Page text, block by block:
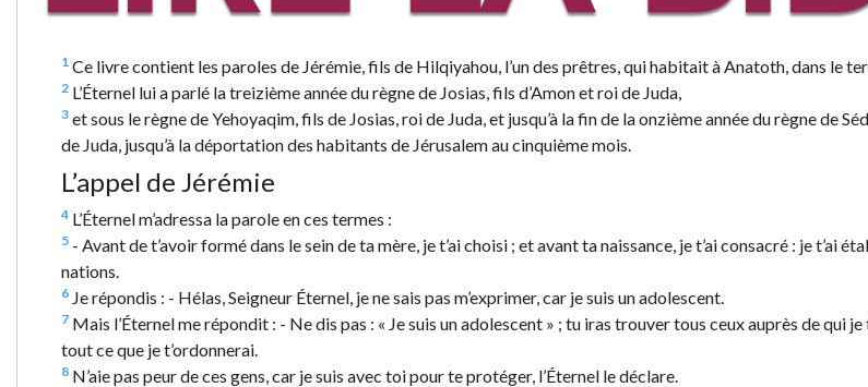
1 Ce livre contient les paroles de Jérémie, fils de Hilqiyahou, l’un des prêtres, qui habitait à Anatoth, dans le
2 L’Éternel lui a parlé la treizième année du règne de Josias, fils d’Amon et roi de Juda,
3 et sous le règne de Yehoyaqim, fils de Josias, roi de Juda, et jusqu’à la fin de la onzième année du règne de
de Juda, jusqu’à la déportation des habitants de Jérusalem au cinquième mois.
L’appel de Jérémie
4 L’Éternel m’adressa la parole en ces termes :
5 - Avant de t’avoir formé dans le sein de ta mère, je t’ai choisi ; et avant ta naissance, je t’ai consacré : je t’ai
nations.
6 Je répondis : - Hélas, Seigneur Éternel, je ne sais pas m’exprimer, car je suis un adolescent.
7 Mais l’Éternel me répondit : - Ne dis pas : « Je suis un adolescent » ; tu iras trouver tous ceux auprès de qui
tout ce que je t’ordonnerai.
8 N’aie pas peur de ces gens, car je suis avec toi pour te protéger, l’Éternel le déclare.